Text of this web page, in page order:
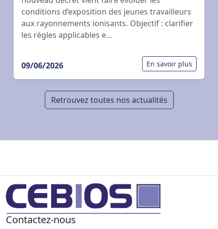
conditions d’exposition des jeunes travailleurs
aux rayonnements ionisants. Objectif : clarifier
les règles applicables e...
09/06/2026 En savoir plus
Retrouvez toutes nos actualités
Contactez-nous